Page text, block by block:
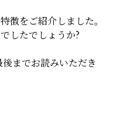
徴をご紹介しました。
したでしょうか?
までお読みいただき